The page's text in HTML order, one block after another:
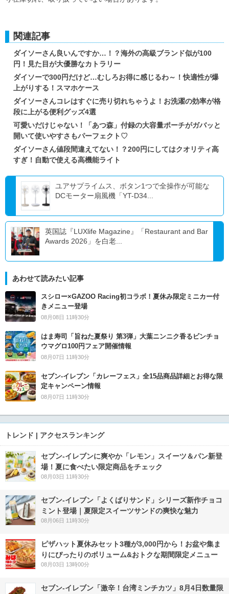
関連記事
ダイソーさん良いんですか…！？海外の高級ブランド似が100
円！見た目が大優勝なカトラリー
ダイソーで300円だけど…むしろお得に感じるわ～！快適性が爆
上がりする！スマホケース
ダイソーさんコレはすぐに売り切れちゃうよ！お洗濯の効率が格
段に上がる便利グッズ4選
可愛いだけじゃない！「あつ森」付録の大容量ポーチがガバッと
開いて使いやすさもパーフェクト♡
ダイソーさん値段間違えてない！？200円にしてはクオリティ高
すぎ！自動で使える高機能ライト
ユアサプライムス、ボタン1つで全操作が可能な
DCモーター扇風機「YT-D34...
英国誌『LUXlife Magazine』「Restaurant and Bar
Awards 2026」を白老...
あわせて読みたい記事
スシロー×GAZOO Racing初コラボ！夏休み限定ミニカー付
きメニュー登場
08月08日 11時30分
はま寿司「旨ねた夏祭り 第3弾」大葉ニンニク香るビンチョ
ウマグロ100円フェア開催情報
08月07日 11時30分
セブン‐イレブン「カレーフェス」全15品商品詳細とお得な限
定キャンペーン情報
08月07日 11時30分
トレンド | アクセスランキング
セブン‐イレブンに爽やか「レモン」スイーツ＆パン新登
場！夏に食べたい限定商品をチェック
08月03日 11時30分
セブン‐イレブン「よくばりサンド」シリーズ新作チョコ
ミント登場｜夏限定スイーツサンドの爽快な魅力
08月06日 11時30分
ピザハット夏休みセット3種が3,000円から！お盆や集ま
りにぴったりのボリューム&おトクな期間限定メニュー
08月03日 13時00分
セブン-イレブン「激辛！台湾ミンチカツ」8月4日数量限